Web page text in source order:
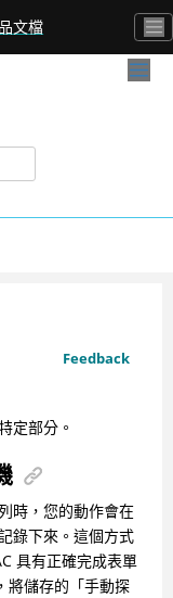
文檔
Feedback
定部分。
時，您的動作會在
錄下來。這個方式
具有正確完成表單
，將儲存的「手動探